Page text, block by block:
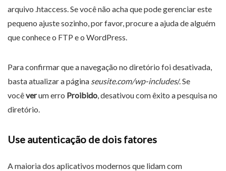
arquivo .htaccess. Se você não acha que pode gerenciar este
pequeno ajuste sozinho, por favor, procure a ajuda de alguém
que conhece o FTP e o WordPress.
Para confirmar que a navegação no diretório foi desativada,
basta atualizar a página seusite.com/wp-includes/. Se
vocêverum erro Proibido , desativou com êxito a pesquisa no
diretório.
Use autenticação de dois fatores
A maioria dos aplicativos modernos que lidam com